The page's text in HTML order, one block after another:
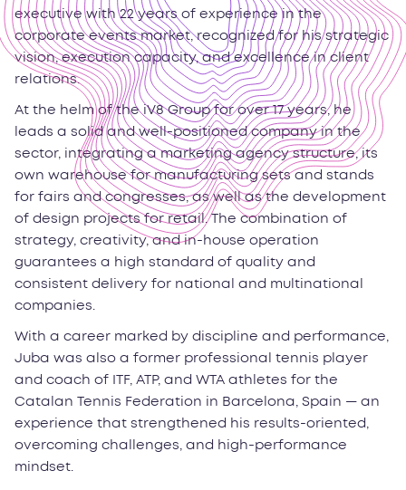
executive with 22 years of experience in the
corporate events market, recognized for his strategic
vision, execution capacity, and excellence in client
relations.
At the helm of the iV8 Group for over 17 years, he
leads a solid and well-positioned company in the
sector, integrating a marketing agency structure, its
own warehouse for manufacturing sets and stands
for fairs and congresses, as well as the development
of design projects for retail. The combination of
strategy, creativity, and in-house operation
guarantees a high standard of quality and
consistent delivery for national and multinational
companies.
With a career marked by discipline and performance,
Juba was also a former professional tennis player
and coach of ITF, ATP, and WTA athletes for the
Catalan Tennis Federation in Barcelona, ​​Spain — an
experience that strengthened his results-oriented,
overcoming challenges, and high-performance
mindset.